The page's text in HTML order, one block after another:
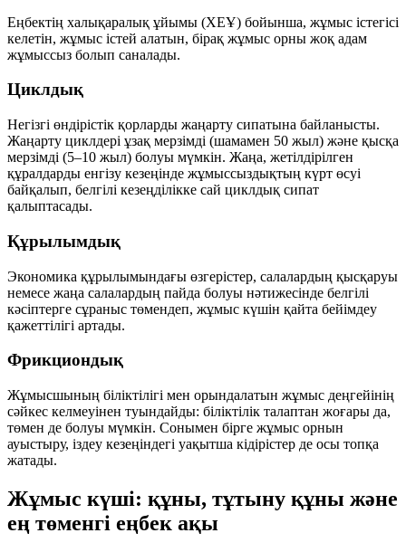
Еңбектің халықаралық ұйымы (ХЕҰ) бойынша, жұмыс істегісі
келетін, жұмыс істей алатын, бірақ жұмыс орны жоқ адам
жұмыссыз болып саналады.
Циклдық
Негізгі өндірістік қорларды жаңарту сипатына байланысты.
Жаңарту циклдері ұзақ мерзімді (шамамен 50 жыл) және қысқа
мерзімді (5–10 жыл) болуы мүмкін. Жаңа, жетілдірілген
құралдарды енгізу кезеңінде жұмыссыздықтың күрт өсуі
байқалып, белгілі кезеңділікке сай циклдық сипат
қалыптасады.
Құрылымдық
Экономика құрылымындағы өзгерістер, салалардың қысқаруы
немесе жаңа салалардың пайда болуы нәтижесінде белгілі
кәсіптерге сұраныс төмендеп, жұмыс күшін қайта бейімдеу
қажеттілігі артады.
Фрикциондық
Жұмысшының біліктілігі мен орындалатын жұмыс деңгейінің
сәйкес келмеуінен туындайды: біліктілік талаптан жоғары да,
төмен де болуы мүмкін. Сонымен бірге жұмыс орнын
ауыстыру, іздеу кезеңіндегі уақытша кідірістер де осы топқа
жатады.
Жұмыс күші: құны, тұтыну құны және
ең төменгі еңбек ақы